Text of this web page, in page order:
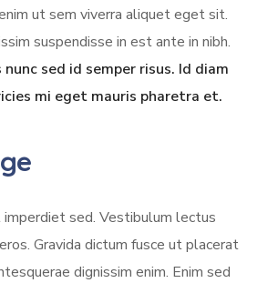
ut sem viverra aliquet eget sit.
suspendisse in est ante in nibh.
sed id semper risus. Id diam
mi eget mauris pharetra et.
sed. Vestibulum lectus
Gravida dictum fusce ut placerat
dignissim enim. Enim sed